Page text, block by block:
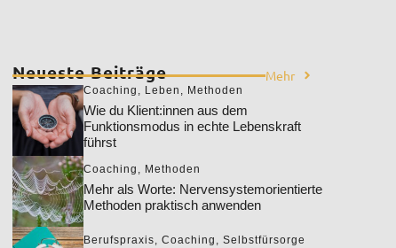
Neueste Beiträge Mehr
Coaching , Leben , Methoden
Wie du Klient:innen aus dem
Funktionsmodus in echte Lebenskraft
führst
Coaching , Methoden
Mehr als Worte: Nervensystemorientierte
Methoden praktisch anwenden
Berufspraxis, Coaching , Selbstfürsorge